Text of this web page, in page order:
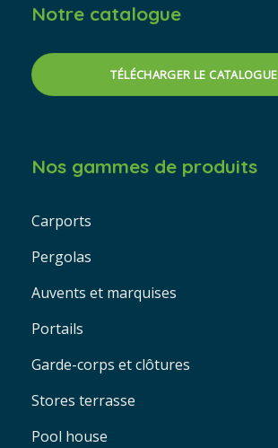
Notre catalogue
TÉLÉCHARGER LE CATALOGUE
Nos gammes de produits
Carports
Pergolas
Auvents et marquises
Portails
Garde-corps et clôtures
Stores terrasse
Pool house